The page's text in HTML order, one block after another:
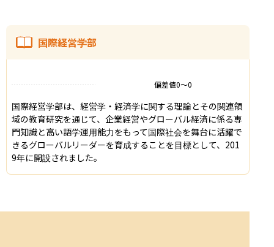
国際経営学部
偏差値0〜0
国際経営学部は、経営学・経済学に関する理論とその関連領
域の教育研究を通じて、企業経営やグローバル経済に係る専
門知識と高い語学運用能力をもって国際社会を舞台に活躍で
きるグローバルリーダーを育成することを目標として、201
9年に開設されました。